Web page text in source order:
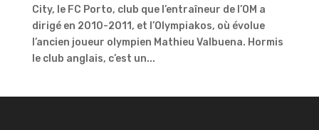
City, le FC Porto, club que l’entraîneur de l’OM a
dirigé en 2010-2011, et l’Olympiakos, où évolue
l’ancien joueur olympien Mathieu Valbuena. Hormis
le club anglais, c’est un...